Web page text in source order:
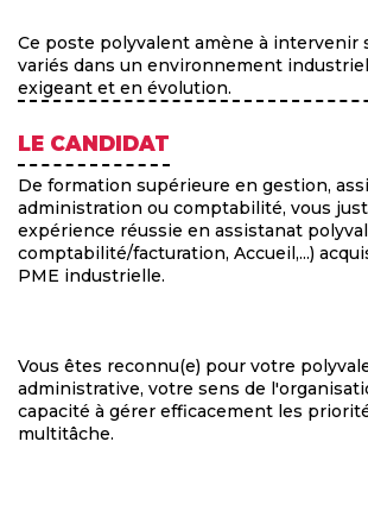
Ce poste polyvalent amène à intervenir
variés dans un environnement
exigeant et en évolution.
LE CANDIDAT
De formation supérieure en gestion,
administration ou comptabilité, vous
expérience réussie en assistanat
comptabilité/facturation, Accueil,...)
PME industrielle.
Vous êtes reconnu(e) pour votre
administrative, votre sens de
capacité à gérer efficacement les
multitâche.